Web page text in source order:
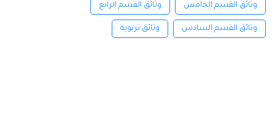
وثائق القسم الخامس وثائق القسم الرابع
وثائق القسم السادس وثائق تربوية